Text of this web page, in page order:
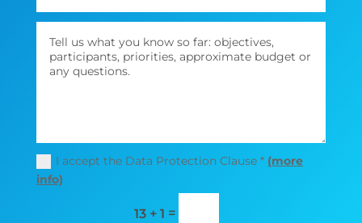
I accept the Data Protection Clause * (more
info)
13 + 1 =